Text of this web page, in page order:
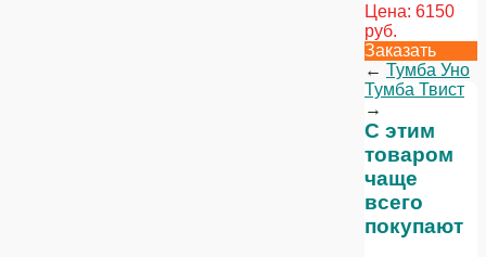
Цена: 6150
руб.
Заказать
← Тумба Уно
Тумба Твист
→
С этим
товаром
чаще
всего
покупают